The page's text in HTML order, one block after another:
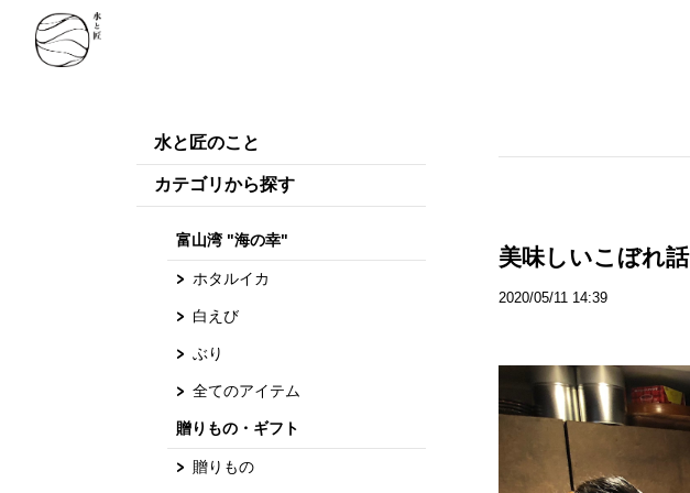
水と匠のこと
カテゴリから探す
富山湾 "海の幸"
ホタルイカ
白えび
ぶり
全てのアイテム
贈りもの・ギフト
贈りもの
美味しいこぼれ話
2020/05/11 14:39